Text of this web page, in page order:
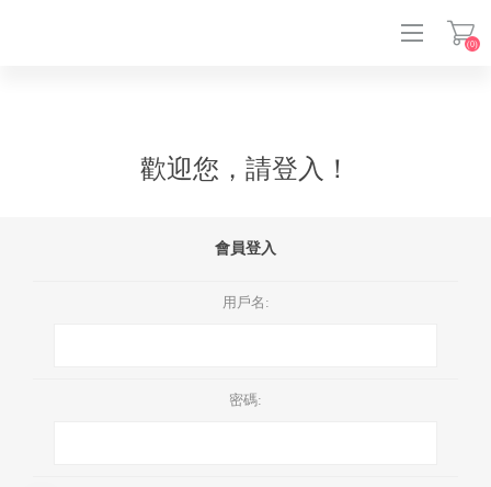
(0)
歡迎您，請登入！
會員登入
用戶名:
密碼: